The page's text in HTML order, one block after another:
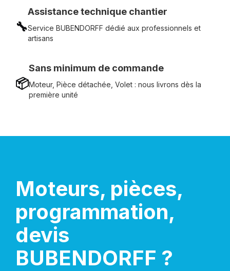
🔧
Assistance technique chantier
Service BUBENDORFF dédié aux professionnels et
artisans
📦
Sans minimum de commande
Moteur, Pièce détachée, Volet : nous livrons dès la
première unité
Moteurs, pièces,
programmation,
devis
BUBENDORFF ?